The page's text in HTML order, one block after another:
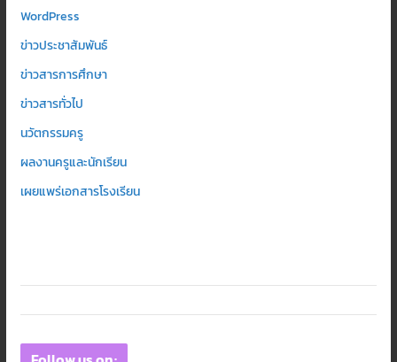
WordPress
ข่าวประชาสัมพันธ์
ข่าวสารการศึกษา
ข่าวสารทั่วไป
นวัตกรรมครู
ผลงานครูและนักเรียน
เผยแพร่เอกสารโรงเรียน